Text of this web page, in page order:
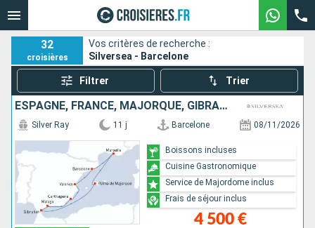
32
croisières
Vos critères de recherche :
Silversea - Barcelone
Filtrer Trier
ESPAGNE, FRANCE, MAJORQUE, GIBRALTAR
Silver Ray 11 j Barcelone 08/11/2026
4 500 €
Boissons incluses
Cuisine Gastronomique
Service de Majordome inclus
Frais de séjour inclus